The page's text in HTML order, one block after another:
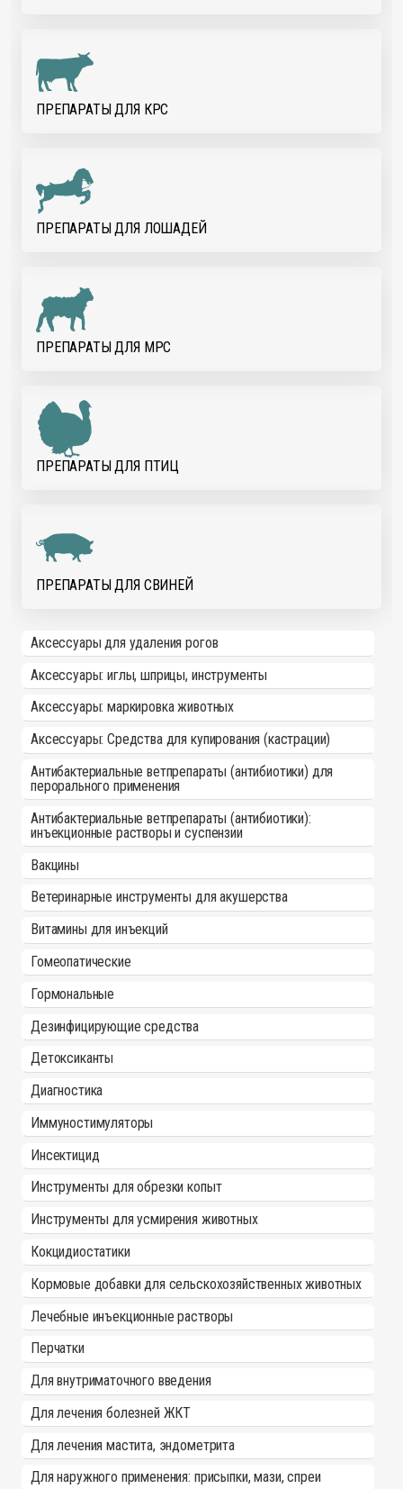
ПРЕПАРАТЫ ДЛЯ КРС
ПРЕПАРАТЫ ДЛЯ ЛОШАДЕЙ
ПРЕПАРАТЫ ДЛЯ МРС
ПРЕПАРАТЫ ДЛЯ ПТИЦ
ПРЕПАРАТЫ ДЛЯ СВИНЕЙ
Аксессуары для удаления рогов
Аксессуары: иглы, шприцы, инструменты
Аксессуары: маркировка животных
Аксессуары: Средства для купирования (кастрации)
Антибактериальные ветпрепараты (антибиотики) для
перорального применения
Антибактериальные ветпрепараты (антибиотики):
инъекционные растворы и суспензии
Вакцины
Ветеринарные инструменты для акушерства
Витамины для инъекций
Гомеопатические
Гормональные
Дезинфицирующие средства
Детоксиканты
Диагностика
Иммуностимуляторы
Инсектицид
Инструменты для обрезки копыт
Инструменты для усмирения животных
Кокцидиостатики
Кормовые добавки для сельскохозяйственных животных
Лечебные инъекционные растворы
Перчатки
Для внутриматочного введения
Для лечения болезней ЖКТ
Для лечения мастита, эндометрита
Для наружного применения: присыпки, мази, спреи